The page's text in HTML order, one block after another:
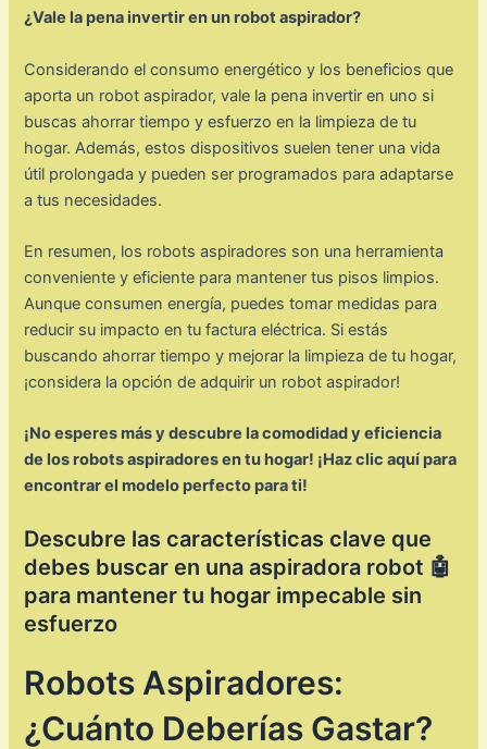
¿Vale la pena invertir en un robot aspirador?
Considerando el consumo energético y los beneficios que
aporta un robot aspirador, vale la pena invertir en uno si
buscas ahorrar tiempo y esfuerzo en la limpieza de tu
hogar. Además, estos dispositivos suelen tener una vida
útil prolongada y pueden ser programados para adaptarse
a tus necesidades.
En resumen, los robots aspiradores son una herramienta
conveniente y eficiente para mantener tus pisos limpios.
Aunque consumen energía, puedes tomar medidas para
reducir su impacto en tu factura eléctrica. Si estás
buscando ahorrar tiempo y mejorar la limpieza de tu hogar,
¡considera la opción de adquirir un robot aspirador!
¡No esperes más y descubre la comodidad y eficiencia
de los robots aspiradores en tu hogar! ¡Haz clic aquí para
encontrar el modelo perfecto para ti!
Descubre las características clave que
debes buscar en una aspiradora robot 🤖
para mantener tu hogar impecable sin
esfuerzo
Robots Aspiradores:
¿Cuánto Deberías Gastar?